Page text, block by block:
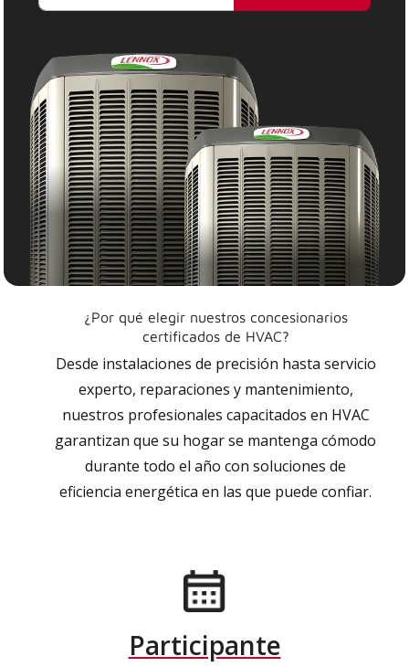
¿Por qué elegir nuestros concesionarios
certificados de HVAC?
Desde instalaciones de precisión hasta servicio
experto, reparaciones y mantenimiento,
nuestros profesionales capacitados en HVAC
garantizan que su hogar se mantenga cómodo
durante todo el año con soluciones de
eficiencia energética en las que puede confiar.
Participante